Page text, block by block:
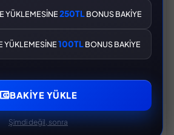
2400 TL
YÜKLEMESİNE250TLBONUS BAKİYE
YÜKLEMESİNE100TLBONUS BAKİYE
BAKIYE YÜKLE
Şimdi değil, sonra